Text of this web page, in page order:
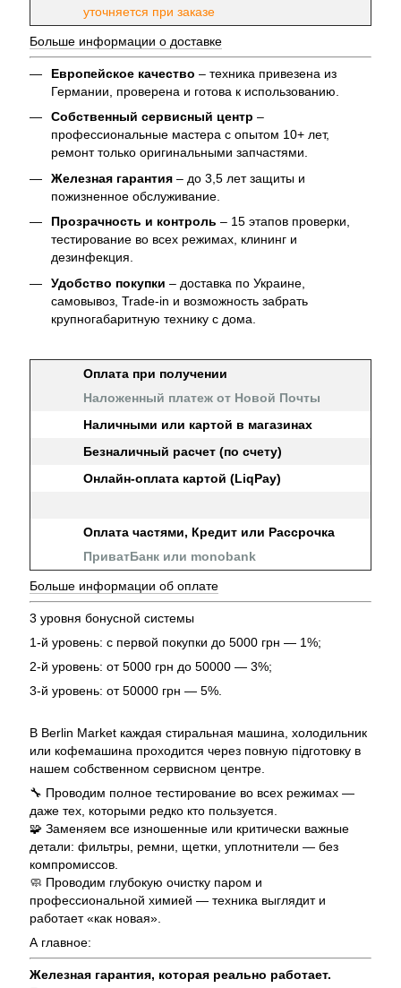
уточняется при заказе
Больше информации о доставке
Европейское качество – техника привезена из
Германии, проверена и готова к использованию.
Собственный сервисный центр –
профессиональные мастера с опытом 10+ лет,
ремонт только оригинальными запчастями.
Железная гарантия – до 3,5 лет защиты и
пожизненное обслуживание.
Прозрачность и контроль – 15 этапов проверки,
тестирование во всех режимах, клининг и
дезинфекция.
Удобство покупки – доставка по Украине,
самовывоз, Trade-in и возможность забрать
крупногабаритную технику с дома.
Оплата при получении
Наложенный платеж от Новой Почты
Наличными или картой в магазинах
Безналичный расчет (по счету)
Онлайн-оплата картой (LiqPay)
Оплата частями, Кредит или Рассрочка
ПриватБанк или monobank
Больше информации об оплате
3 уровня бонусной системы
1-й уровень: с первой покупки до 5000 грн — 1%;
2-й уровень: от 5000 грн до 50000 — 3%;
3-й уровень: от 50000 грн — 5%.
В Berlin Market каждая стиральная машина, холодильник
или кофемашина проходится через повную підготовку в
нашем собственном сервисном центре.
🔧 Проводим полное тестирование во всех режимах —
даже тех, которыми редко кто пользуется.
🧩 Заменяем все изношенные или критически важные
детали: фильтры, ремни, щетки, уплотнители — без
компромиссов.
🧼 Проводим глубокую очистку паром и
профессиональной химией — техника выглядит и
работает «как новая».
А главное:
Железная гарантия, которая реально работает.